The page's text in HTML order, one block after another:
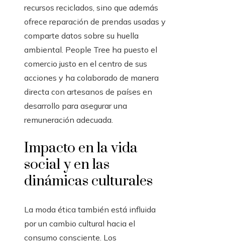
recursos reciclados, sino que además
ofrece reparación de prendas usadas y
comparte datos sobre su huella
ambiental. People Tree ha puesto el
comercio justo en el centro de sus
acciones y ha colaborado de manera
directa con artesanos de países en
desarrollo para asegurar una
remuneración adecuada.
Impacto en la vida
social y en las
dinámicas culturales
La moda ética también está influida
por un cambio cultural hacia el
consumo consciente. Los